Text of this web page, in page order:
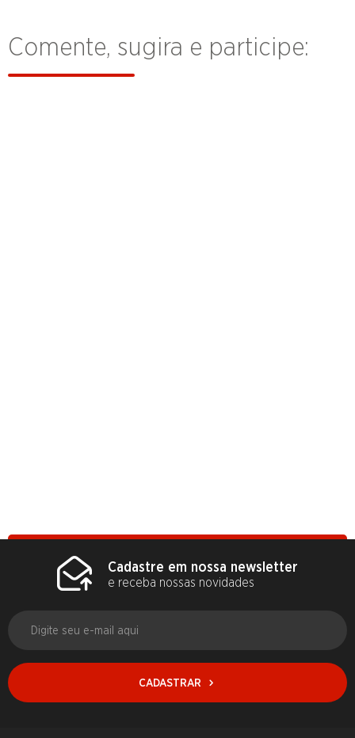
Comente, sugira e participe:
Cadastre em nossa newsletter
e receba nossas novidades
CADASTRAR